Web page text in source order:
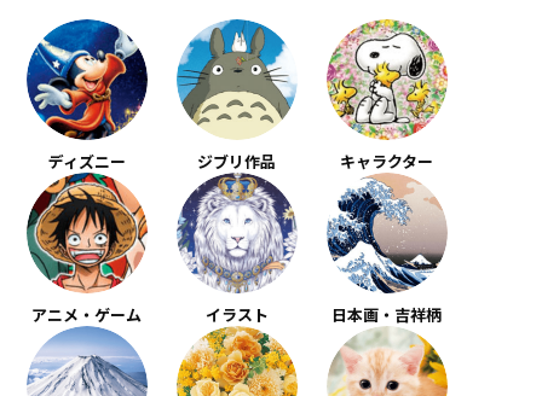
ディズニー ジブリ作品 キャラクター
アニメ・ゲーム イラスト 日本画・吉祥柄